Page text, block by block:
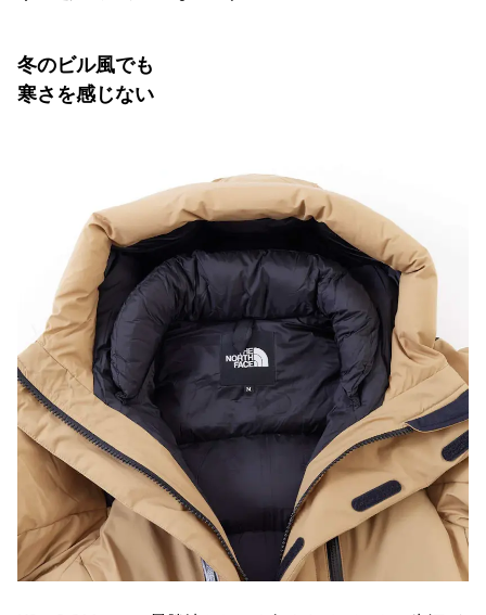
冬のビル風でも
寒さを感じない